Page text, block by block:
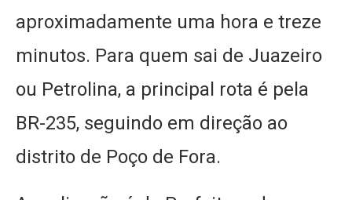
aproximadamente uma hora e treze
minutos. Para quem sai de Juazeiro
ou Petrolina, a principal rota é pela
BR-235, seguindo em direção ao
distrito de Poço de Fora.